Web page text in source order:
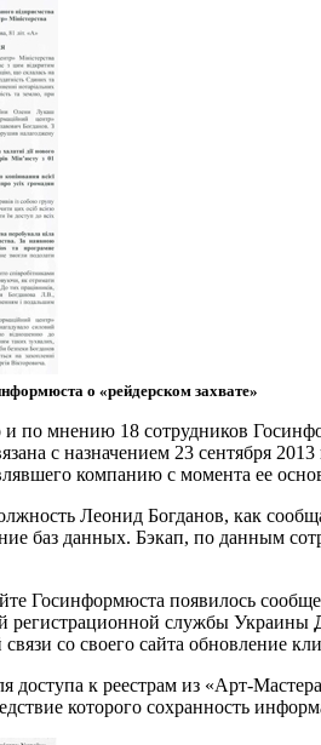
о «рейдерском захвате»
по мнению 18 сотрудников
с назначением 23 сентября
компанию с момента ее
Леонид Богданов, как
баз данных. Бэкап, по данным
Госинформюста появилось
регистрационной службы Украины
связи со своего сайта обновление
доступа к реестрам из «Арт-
которого сохранность